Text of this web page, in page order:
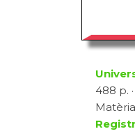
488 p.